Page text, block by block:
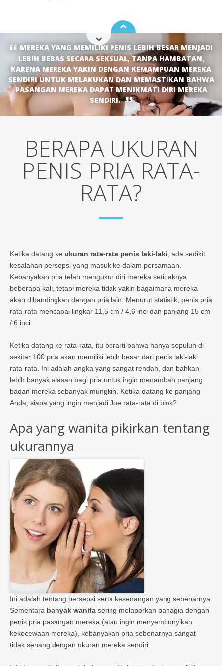
MEREKA YANG MEMILIKI PENIS LEBIH BESAR MENJADI
LEBIH BEBAS SECARA SEKSUAL, TANPA HAMBATAN,
KARENA MEREKA YAKIN DENGAN KEMAMPUAN MEREKA
SENDIRI UNTUK MELAKUKAN DAN MEMASTIKAN BAHWA
PASANGAN MEREKA DAPAT MENIKMATI DIRI MEREKA
SENDIRI.
BERAPA UKURAN
PENIS PRIA RATA-
RATA?
Ketika datang ke ukuran rata-rata penis laki-laki , ada sedikit
kesalahan persepsi yang masuk ke dalam persamaan.
Kebanyakan pria telah mengukur diri mereka setidaknya
beberapa kali, tetapi mereka tidak yakin bagaimana mereka
akan dibandingkan dengan pria lain. Menurut statistik, penis pria
rata-rata mencapai lingkar 11,5 cm / 4,6 inci dan panjang 15 cm
/ 6 inci.
Ketika datang ke rata-rata, itu berarti bahwa hanya sepuluh di
sekitar 100 pria akan memiliki lebih besar dari penis laki-laki
rata-rata. Ini adalah angka yang sangat rendah, dan bahkan
lebih banyak alasan bagi pria untuk ingin menambah panjang
badan mereka sebanyak mungkin. Ketika datang ke panjang
Anda, siapa yang ingin menjadi Joe rata-rata di blok?
Apa yang wanita pikirkan tentang
ukurannya
Ini adalah tentang persepsi serta kesenangan yang sebenarnya.
Sementara banyak wanita sering melaporkan bahagia dengan
penis pria pasangan mereka (atau ingin menyembunyikan
kekecewaan mereka), kebanyakan pria sebenarnya sangat
tidak senang dengan ukuran mereka sendiri.